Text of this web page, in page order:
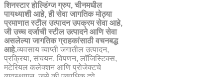
शिनस्टार होल्डिंग्ज ग्रुप, चीनमधील
पायथ्याशी आहे, ही सेवा जागतिक मोठ्या
प्रमाणात स्टील उत्पादन उपक्रम सेवा आहे,
जी उच्च दर्जाची स्टील उत्पादने आणि सेवा
असलेल्या जागतिक ग्राहकांसाठी वचनबद्ध
आहे.व्यवसाय व्याप्ती जगातील उत्पादन,
प्रक्रिया, संचयन, विपणन, लॉजिस्टिक्स,
मटेरियल कलेक्शन आणि प्रोजेक्टचे